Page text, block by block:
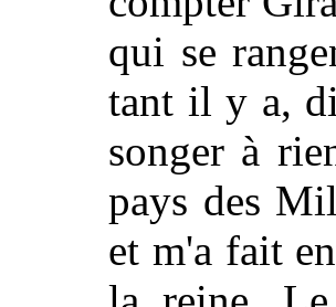
qui se
tant il y a,
songer à
pays des
et m'a fait